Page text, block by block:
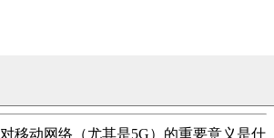
对移动网络（尤其是5G）的重要意义是什